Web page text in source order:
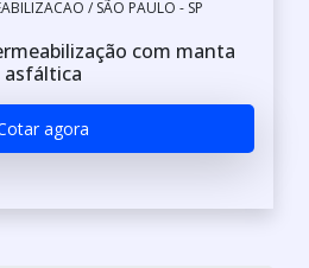
/ SÃO PAULO - SP
com manta
asfáltica
agora